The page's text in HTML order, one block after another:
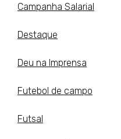
Campanha Salarial
Destaque
Deu na Imprensa
Futebol de campo
Futsal